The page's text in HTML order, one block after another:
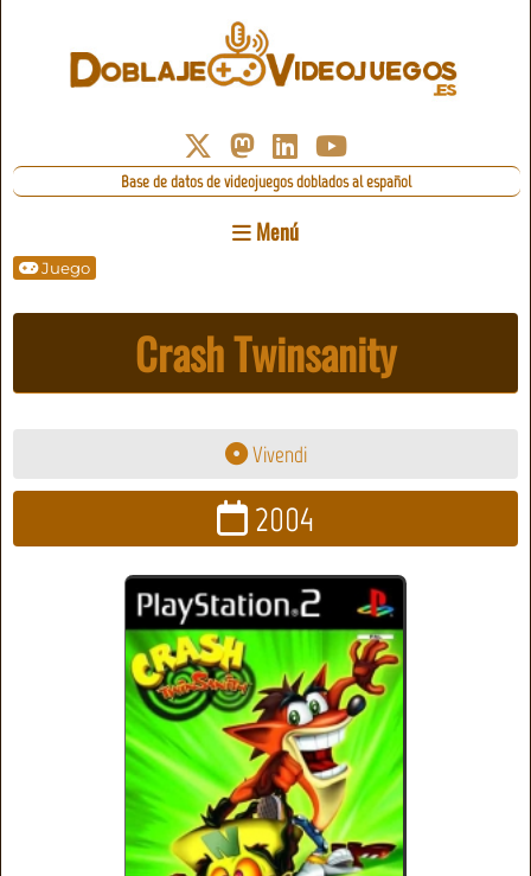
Base de datos de videojuegos doblados al español
Menú
Juego
Crash Twinsanity
Vivendi
2004